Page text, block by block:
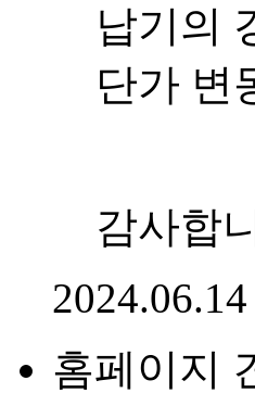
납기의
단가 변
감사합
2024.06.14
홈페이지